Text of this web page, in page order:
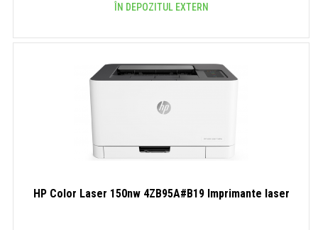
ÎN DEPOZITUL EXTERN
HP Color Laser 150nw 4ZB95A#B19 Imprimante laser